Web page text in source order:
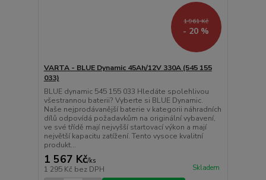
1 961 Kč
- 20 %
VARTA - BLUE Dynamic 45Ah/12V 330A (545 155
033)
BLUE dynamic 545 155 033 Hledáte spolehlivou
všestrannou baterii? Vyberte si BLUE Dynamic.
Naše nejprodávanější baterie v kategorii náhradních
dílů odpovídá požadavkům na originální vybavení,
ve své třídě mají nejvyšší startovací výkon a mají
největší kapacitu zatížení. Tento vysoce kvalitní
produkt...
1 567 Kč/ks
1 295 Kč bez DPH Skladem